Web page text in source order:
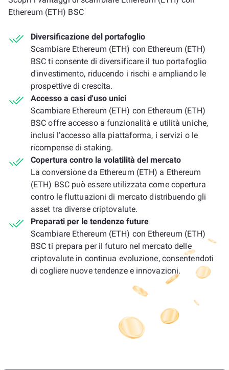
Ethereum (ETH) BSC
Diversificazione del portafoglio
Scambiare Ethereum (ETH) con Ethereum (ETH)
BSC ti consente di diversificare il tuo portafoglio
d'investimento, riducendo i rischi e ampliando le
prospettive di crescita.
Accesso a casi d'uso unici
Scambiare Ethereum (ETH) con Ethereum (ETH)
BSC offre accesso a funzionalità e utilità uniche,
inclusi l’accesso alla piattaforma, i servizi o le
ricompense di staking.
Copertura contro la volatilità del mercato
La conversione da Ethereum (ETH) a Ethereum
(ETH) BSC può essere utilizzata come copertura
contro le fluttuazioni di mercato distribuendo gli
asset tra diverse criptovalute.
Preparati per le tendenze future
Scambiare Ethereum (ETH) con Ethereum (ETH)
BSC ti prepara per il futuro nel mercato delle
criptovalute in continua evoluzione, consentendoti
di cogliere nuove tendenze e innovazioni.